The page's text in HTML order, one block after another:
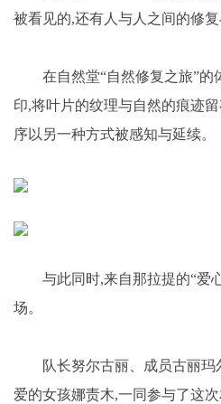
被看见的,还有人与人之间的修复
在自然堂“自然修复之旅”的
印,将叶片的纹理与自然的痕迹
序以另一种方式被感知与延续。
与此同时,来自那拉提的“爱
场。
队长努尔古丽、成员古丽
爱的女孩娜责木,一同参与了这